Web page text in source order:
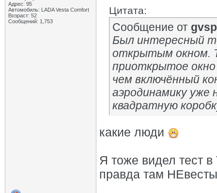
Адрес: 95
Автомобиль: LADA Vesta Сomfort
Возраст: 52
Сообщений: 1,753
Цитата:
Сообщение от gvsp
Был интересный
открытым окном.
приоткрытое
чем включённый
аэродинамику уже
квадратную
какие люди
Я тоже видел тест
правда там